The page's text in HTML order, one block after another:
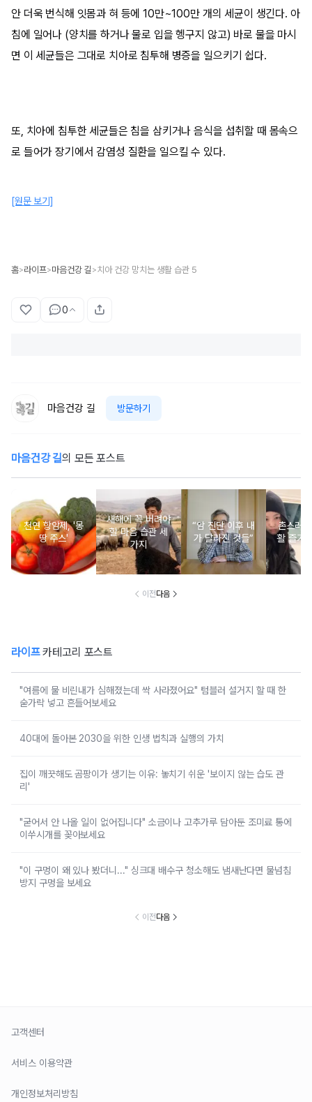
안 더욱 번식해 잇몸과 혀 등에 10만~100만 개의 세균이 생긴다. 아
침에 일어나 (양치를 하거나 물로 입을 헹구지 않고) 바로 물을 마시
면 이 세균들은 그대로 치아로 침투해 병증을 일으키기 쉽다.
또, 치아에 침투한 세균들은 침을 삼키거나 음식을 섭취할 때 몸속으
로 들어가 장기에서 감염성 질환을 일으킬 수 있다.
[원문 보기]
홈>라이프>마음건강 길 >치아 건강 망치는 생활 습관 5
0
마음건강 길 방문하기
마음건강 길의 모든 포스트
천연 항암제, '몽
땅 주스'
새해에 꼭 버려야
할 마음 습관 세
가지
“암 진단 이후 내
가 달라진 것들”
촌스러
활 즐기
이전다음
라이프카테고리 포스트
"여름에 물 비린내가 심해졌는데 싹 사라졌어요" 텀블러 설거지 할 때 한
숟가락 넣고 흔들어보세요
40대에 돌아본 2030을 위한 인생 법칙과 실행의 가치
집이 깨끗해도 곰팡이가 생기는 이유: 놓치기 쉬운 '보이지 않는 습도 관
리'
"굳어서 안 나올 일이 없어집니다" 소금이나 고추가루 담아둔 조미료 통에
이쑤시개를 꽂아보세요
"이 구멍이 왜 있나 봤더니..." 싱크대 배수구 청소해도 냄새난다면 물넘침
방지 구멍을 보세요
이전다음
고객센터
서비스 이용약관
개인정보처리방침